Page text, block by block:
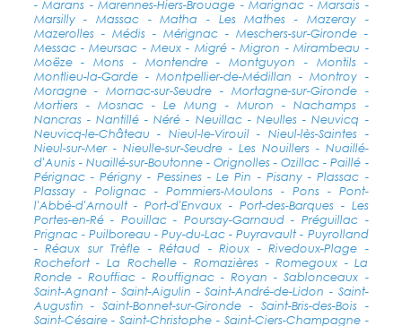
- Marans - Marennes-Hiers-Brouage - Marignac - Marsais -
Marsilly - Massac - Matha - Les Mathes - Mazeray -
Mazerolles - Médis - Mérignac - Meschers-sur-Gironde -
Messac - Meursac - Meux - Migré - Migron - Mirambeau -
Moëze - Mons - Montendre - Montguyon - Montils -
Montlieu-la-Garde - Montpellier-de-Médillan - Montroy -
Moragne - Mornac-sur-Seudre - Mortagne-sur-Gironde -
Mortiers - Mosnac - Le Mung - Muron - Nachamps -
Nancras - Nantillé - Néré - Neuillac - Neulles - Neuvicq -
Neuvicq-le-Château - Nieul-le-Virouil - Nieul-lès-Saintes -
Nieul-sur-Mer - Nieulle-sur-Seudre - Les Nouillers - Nuaillé-
d'Aunis - Nuaillé-sur-Boutonne - Orignolles - Ozillac - Paillé -
Pérignac - Périgny - Pessines - Le Pin - Pisany - Plassac -
Plassay - Polignac - Pommiers-Moulons - Pons - Pont-
l'Abbé-d'Arnoult - Port-d'Envaux - Port-des-Barques - Les
Portes-en-Ré - Pouillac - Poursay-Garnaud - Préguillac -
Prignac - Puilboreau - Puy-du-Lac - Puyravault - Puyrolland
- Réaux sur Trèfle - Rétaud - Rioux - Rivedoux-Plage -
Rochefort - La Rochelle - Romazières - Romegoux - La
Ronde - Rouffiac - Rouffignac - Royan - Sablonceaux -
Saint-Agnant - Saint-Aigulin - Saint-André-de-Lidon - Saint-
Augustin - Saint-Bonnet-sur-Gironde - Saint-Bris-des-Bois -
Saint-Césaire - Saint-Christophe - Saint-Ciers-Champagne -